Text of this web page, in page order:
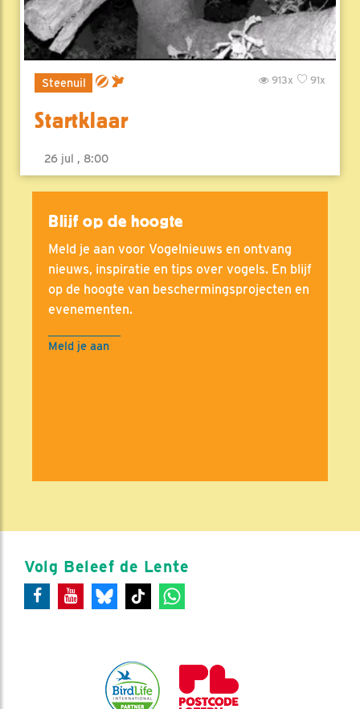
Steenuil 91x
913x
Startklaar
26 jul , 8:00
Blijf op de hoogte
Meld je aan voor Vogelnieuws en ontvang
nieuws, inspiratie en tips over vogels. En blijf
op de hoogte van beschermingsprojecten en
evenementen.
Meld je aan
Volg Beleef de Lente